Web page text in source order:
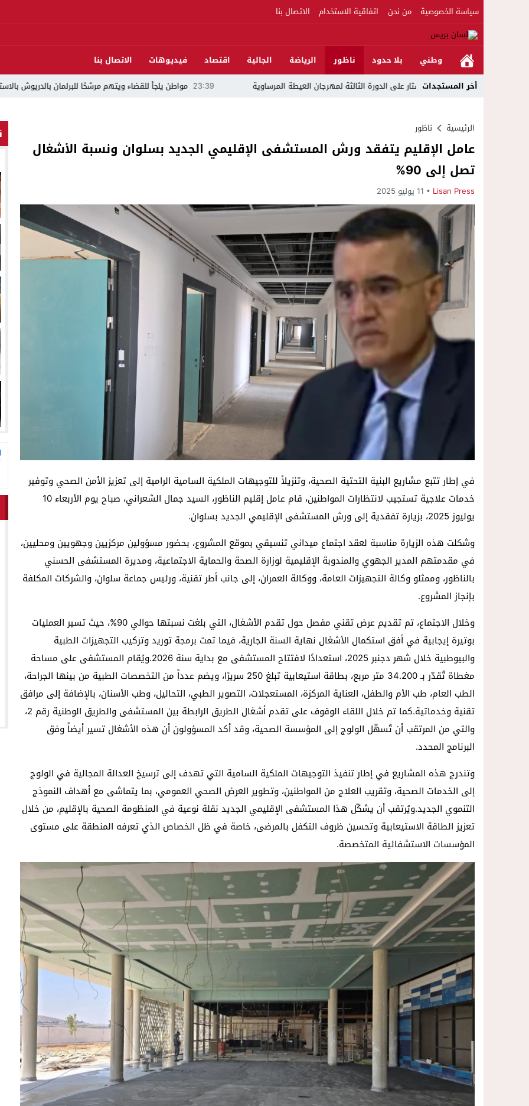
سياسة الخصوصية من نحن اتفاقية الاستخدام الاتصال بنا
وطني بلا حدود ناظور الرياضة الجالية اقتصاد فيديوهات
الاتصال بنا
أخر المستجدات
23:39 مواطن يلجأ للقضاء ويتهم مرشحًا للبرلمان بالدريوش بالاستيلاء على 22 مليون سنتيم 22:45 على الدورة الثالثة لمهرجان العيطة المرساوية
الرئيسية ناظور
عامل الإقليم يتفقد ورش المستشفى الإقليمي الجديد بسلوان ونسبة الأشغال
تصل إلى 90%
Lisan Press 11 يوليو 2025
في إطار تتبع مشاريع البنية التحتية الصحية، وتنزيلاً للتوجيهات الملكية السامية الرامية إلى تعزيز الأمن الصحي وتوفير
خدمات علاجية تستجيب لانتظارات المواطنين، قام عامل إقليم الناظور، السيد جمال الشعراني، صباح يوم الأربعاء 10
يوليوز 2025، بزيارة تفقدية إلى ورش المستشفى الإقليمي الجديد بسلوان.
وشكلت هذه الزيارة مناسبة لعقد اجتماع ميداني تنسيقي بموقع المشروع، بحضور مسؤولين مركزيين وجهويين ومحليين،
في مقدمتهم المدير الجهوي والمندوبة الإقليمية لوزارة الصحة والحماية الاجتماعية، ومديرة المستشفى الحسني
بالناظور، وممثلو وكالة التجهيزات العامة، ووكالة العمران، إلى جانب أطر تقنية، ورئيس جماعة سلوان، والشركات المكلفة
بإنجاز المشروع.
وخلال الاجتماع، تم تقديم عرض تقني مفصل حول تقدم الأشغال، التي بلغت نسبتها حوالي 90%، حيث تسير العمليات
بوتيرة إيجابية في أفق استكمال الأشغال نهاية السنة الجارية، فيما تمت برمجة توريد وتركيب التجهيزات الطبية
والبيوطبية خلال شهر دجنبر 2025، استعدادًا لافتتاح المستشفى مع بداية سنة 2026.ويُقام المستشفى على مساحة
مغطاة تُقدّر بـ 34.200 متر مربع، بطاقة استيعابية تبلغ 250 سريرًا، ويضم عدداً من التخصصات الطبية من بينها الجراحة،
الطب العام، طب الأم والطفل، العناية المركزة، المستعجلات، التصوير الطبي، التحاليل، وطب الأسنان، بالإضافة إلى مرافق
تقنية وخدماتية.كما تم خلال اللقاء الوقوف على تقدم أشغال الطريق الرابطة بين المستشفى والطريق الوطنية رقم 2،
والتي من المرتقب أن تُسهّل الولوج إلى المؤسسة الصحية، وقد أكد المسؤولون أن هذه الأشغال تسير أيضاً وفق
البرنامج المحدد.
وتندرج هذه المشاريع في إطار تنفيذ التوجيهات الملكية السامية التي تهدف إلى ترسيخ العدالة المجالية في الولوج
إلى الخدمات الصحية، وتقريب العلاج من المواطنين، وتطوير العرض الصحي العمومي، بما يتماشى مع أهداف النموذج
التنموي الجديد.ويُرتقب أن يشكّل هذا المستشفى الإقليمي الجديد نقلة نوعية في المنظومة الصحية بالإقليم، من خلال
تعزيز الطاقة الاستيعابية وتحسين ظروف التكفل بالمرضى، خاصة في ظل الخصاص الذي تعرفه المنطقة على مستوى
المؤسسات الاستشفائية المتخصصة.